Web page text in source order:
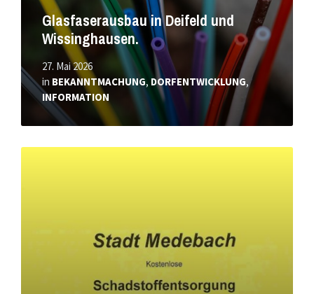
Glasfaserausbau in Deifeld und
Wissinghausen.
27. Mai 2026
in BEKANNTMACHUNG, DORFENTWICKLUNG,
INFORMATION
Mehr